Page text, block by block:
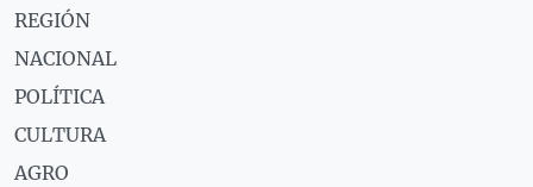
REGIÓN
NACIONAL
POLÍTICA
CULTURA
AGRO